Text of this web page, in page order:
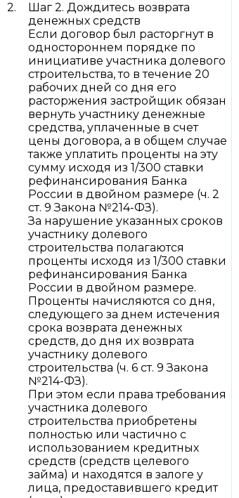
Шаг 2. Дождитесь возврата
денежных средств
Если договор был расторгнут в
одностороннем порядке по
инициативе участника долевого
строительства, то в течение 20
рабочих дней со дня его
расторжения застройщик обязан
вернуть участнику денежные
средства, уплаченные в счет
цены договора, а в общем случае
также уплатить проценты на эту
сумму исходя из 1/300 ставки
рефинансирования Банка
России в двойном размере (ч. 2
ст. 9 Закона №214-ФЗ).
За нарушение указанных сроков
участнику долевого
строительства полагаются
проценты исходя из 1/300 ставки
рефинансирования Банка
России в двойном размере.
Проценты начисляются со дня,
следующего за днем истечения
срока возврата денежных
средств, до дня их возврата
участнику долевого
строительства (ч. 6 ст. 9 Закона
№214-ФЗ).
При этом если права требования
участника долевого
строительства приобретены
полностью или частично с
использованием кредитных
средств (средств целевого
займа) и находятся в залоге у
лица, предоставившего кредит